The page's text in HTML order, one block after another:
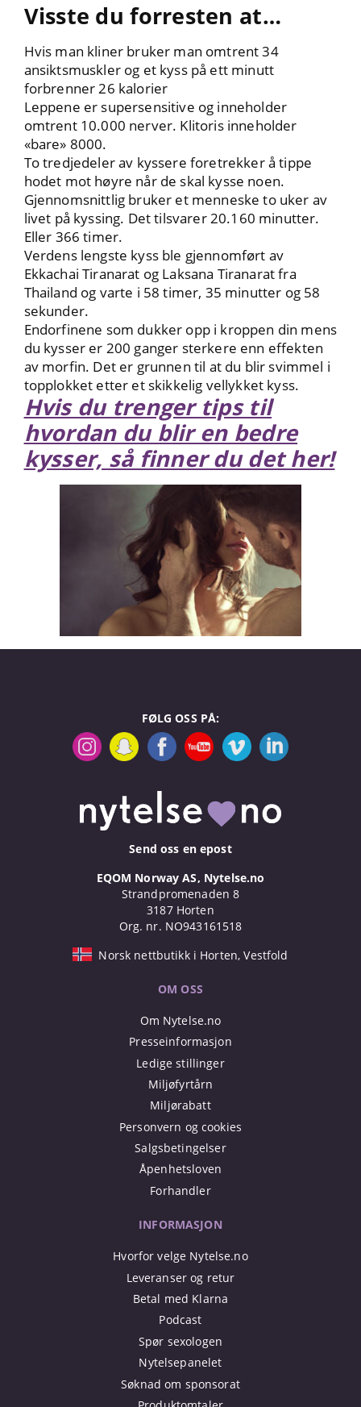
Visste du forresten at…
Hvis man kliner bruker man omtrent 34
ansiktsmuskler og et kyss på ett minutt
forbrenner 26 kalorier
Leppene er supersensitive og inneholder
omtrent 10.000 nerver. Klitoris inneholder
«bare» 8000.
To tredjedeler av kyssere foretrekker å tippe
hodet mot høyre når de skal kysse noen.
Gjennomsnittlig bruker et menneske to uker av
livet på kyssing. Det tilsvarer 20.160 minutter.
Eller 366 timer.
Verdens lengste kyss ble gjennomført av
Ekkachai Tiranarat og Laksana Tiranarat fra
Thailand og varte i 58 timer, 35 minutter og 58
sekunder.
Endorfinene som dukker opp i kroppen din mens
du kysser er 200 ganger sterkere enn effekten
av morfin. Det er grunnen til at du blir svimmel i
topplokket etter et skikkelig vellykket kyss.
Hvis du trenger tips til
hvordan du blir en bedre
kysser, så finner du det her!
FØLG OSS PÅ:
Send oss en epost
EQOM Norway AS, Nytelse.no
Strandpromenaden 8
3187 Horten
Org. nr. NO943161518
Norsk nettbutikk i Horten, Vestfold
OM OSS
Om Nytelse.no
Presseinformasjon
Ledige stillinger
Miljøfyrtårn
Miljørabatt
Personvern og cookies
Salgsbetingelser
Åpenhetsloven
Forhandler
INFORMASJON
Hvorfor velge Nytelse.no
Leveranser og retur
Betal med Klarna
Podcast
Spør sexologen
Nytelsepanelet
Søknad om sponsorat